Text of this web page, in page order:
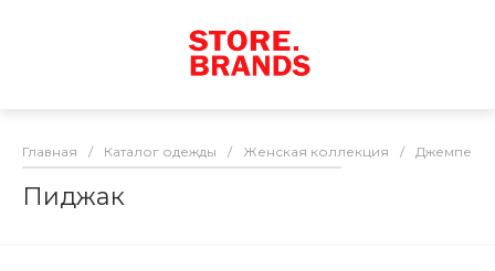
Главная / Каталог одежды / Женская коллекция / Джемперы
Пиджак